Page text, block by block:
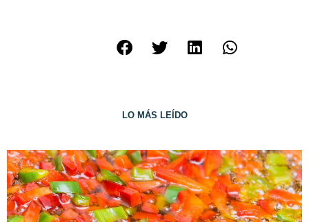
LO MÁS LEÍDO